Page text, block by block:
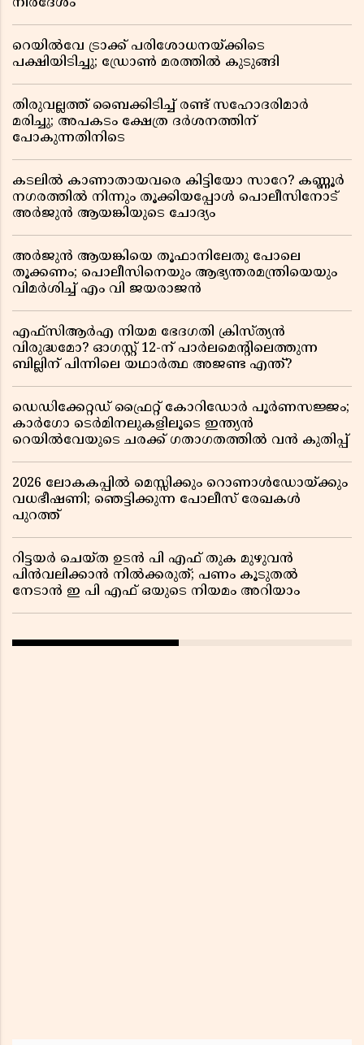
നിർദേശം
റെയിൽവേ ട്രാക്ക് പരിശോധനയ്ക്കിടെ
പക്ഷിയിടിച്ചു; ഡ്രോൺ മരത്തിൽ കുടുങ്ങി
തിരുവല്ലത്ത് ബൈക്കിടിച്ച് രണ്ട് സഹോദരിമാർ
മരിച്ചു; അപകടം ക്ഷേത്ര ദർശനത്തിന്
പോകുന്നതിനിടെ
കടലിൽ കാണാതായവരെ കിട്ടിയോ സാറേ? കണ്ണൂർ
നഗരത്തിൽ നിന്നും തൂക്കിയപ്പോൾ പൊലീസിനോട്
അർജുൻ ആയങ്കിയുടെ ചോദ്യം
അർജുൻ ആയങ്കിയെ തൂഫാനിലേതു പോലെ
തൂക്കണം; പൊലീസിനെയും ആഭ്യന്തരമന്ത്രിയെയും
വിമർശിച്ച് എം വി ജയരാജൻ
എഫ്സിആർഎ നിയമ ഭേദഗതി ക്രിസ്ത്യൻ
വിരുദ്ധമോ? ഓഗസ്റ്റ് 12-ന് പാർലമെന്റിലെത്തുന്ന
ബില്ലിന് പിന്നിലെ യഥാർത്ഥ അജണ്ട എന്ത്?
ഡെഡിക്കേറ്റഡ് ഫ്രൈറ്റ് കോറിഡോർ പൂർണസജ്ജം;
കാർഗോ ടെർമിനലുകളിലൂടെ ഇന്ത്യൻ
റെയിൽവേയുടെ ചരക്ക് ഗതാഗതത്തിൽ വൻ കുതിപ്പ്
2026 ലോകകപ്പിൽ മെസ്സിക്കും റൊണാൾഡോയ്ക്കും
വധഭീഷണി; ഞെട്ടിക്കുന്ന പോലീസ് രേഖകൾ
പുറത്ത്
റിട്ടയർ ചെയ്ത ഉടൻ പി എഫ് തുക മുഴുവൻ
പിൻവലിക്കാൻ നിൽക്കരുത്; പണം കൂടുതൽ
നേടാൻ ഇ പി എഫ് ഒയുടെ നിയമം അറിയാം